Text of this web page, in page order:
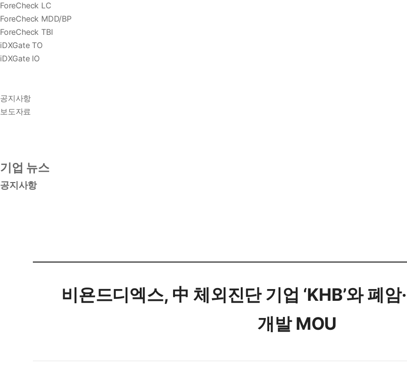
ForeCheck LC
ForeCheck MDD/BP
ForeCheck TBI
iDXGate TO
iDXGate IO
공지사항
보도자료
기업 뉴스
공지사항
비욘드디엑스, 中 체외진단 기업 ‘KHB’와 폐
개발 MOU